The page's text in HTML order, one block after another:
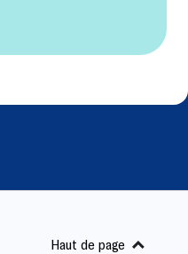
Haut de page